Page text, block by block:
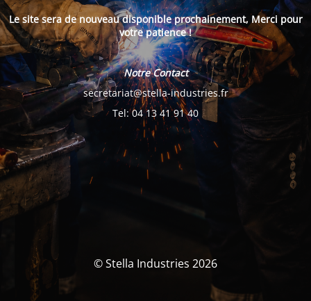
Le site sera de nouveau disponible prochainement, Merci pour
votre patience !
Notre Contact
secretariat@stella-industries.fr
Tel: 04 13 41 91 40
© Stella Industries 2026